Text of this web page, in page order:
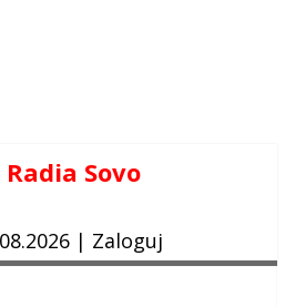
Radia Sovo
| Zaloguj